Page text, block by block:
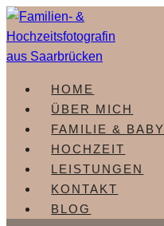
Zum
Inhalt
springen
HOME
ÜBER MICH
FAMILIE & BABY
HOCHZEIT
LEISTUNGEN
KONTAKT
BLOG